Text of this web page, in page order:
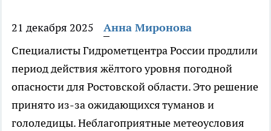
21 декабря 2025
Анна Миронова
Специалисты Гидрометцентра России продлили
период действия жёлтого уровня погодной
опасности для Ростовской области. Это решение
принято из-за ожидающихся туманов и
гололедицы. Неблагоприятные метеоусловия